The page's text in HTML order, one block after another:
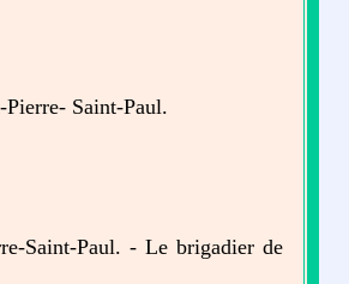
Pierre- Saint-Paul.
Saint-Paul. - Le brigadier de